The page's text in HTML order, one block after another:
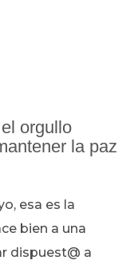
orgullo
la paz
esa es la
bien a una
dispuest@ a